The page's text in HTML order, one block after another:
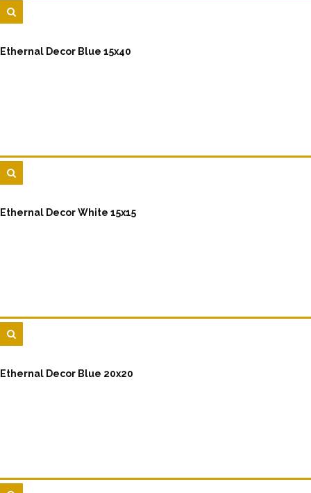
Ethernal Decor Blue 15x40
Ethernal Decor White 15x15
Ethernal Decor Blue 20x20